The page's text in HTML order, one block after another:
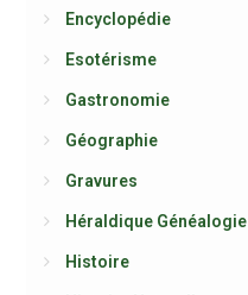
Encyclopédie
Esotérisme
Gastronomie
Géographie
Gravures
Héraldique Généalogie
Histoire